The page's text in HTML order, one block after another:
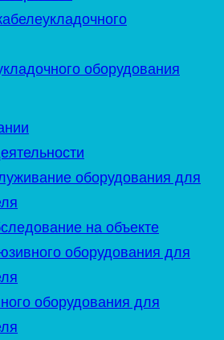
оборудования
оборудования для
на объекте
оборудования для
оборудования для